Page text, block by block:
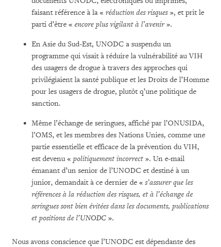
faisant référence à la « réduction des risques», et prit le
parti d’être « encore plus vigilant à l’avenir».
En Asie du Sud-Est, UNODC a suspendu un
programme qui visait à réduire la vulnérabilité au VIH
des usagers de drogue à travers des approches qui
privilégiaient la santé publique et les Droits de l’Homme
pour les usagers de drogue, plutôt q’une politique de
sanction.
Même l’échange de seringues, affiché par l’ONUSIDA,
l’OMS, et les membres des Nations Unies, comme une
partie essentielle et efficace de la prévention du VIH,
est devenu « politiquement incorrect ». Un e-mail
émanant d’un senior de l’UNODC et destiné à un
junior, demandait à ce dernier de « s’assurer que les
références à la réduction des risques, et à l’échange de
seringues sont bien évitées dans les documents, publications
et positions de l’UNODC ».
Nous avons conscience que l’UNODC est dépendante des